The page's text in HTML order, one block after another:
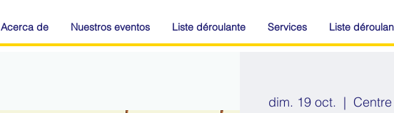
Acerca de Nuestros eventos Liste déroulante Services Liste
dim. 19 oct.
  |